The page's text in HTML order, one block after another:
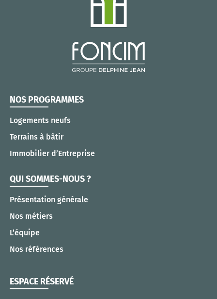
NOS PROGRAMMES
Logements neufs
Terrains à bâtir
Immobilier d’Entreprise
QUI SOMMES-NOUS ?
Présentation générale
Nos métiers
L’équipe
Nos références
ESPACE RÉSERVÉ